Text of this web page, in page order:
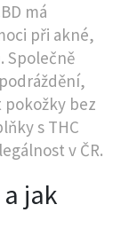
má
při akné,
Společně
bez
s THC
v ČR.
jak